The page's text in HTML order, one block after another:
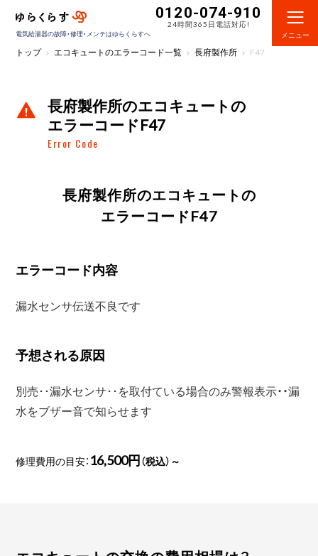
電気給湯器の故障・修理・メンテはゆらくらすへ
0120-074-910
24時間365日電話対応!
メニュー
トップ エコキュートのエラーコード一覧 長府製作所 F47
長府製作所のエコキュートの
エラーコードF47
Error Code
長府製作所のエコキュートの
エラーコードF47
エラーコード内容
漏水センサ伝送不良です
予想される原因
別売･･漏水センサ･･を取付ている場合のみ警報表示・・漏
水をブザー音で知らせます
修理費用の目安： 16,500円（税込）～